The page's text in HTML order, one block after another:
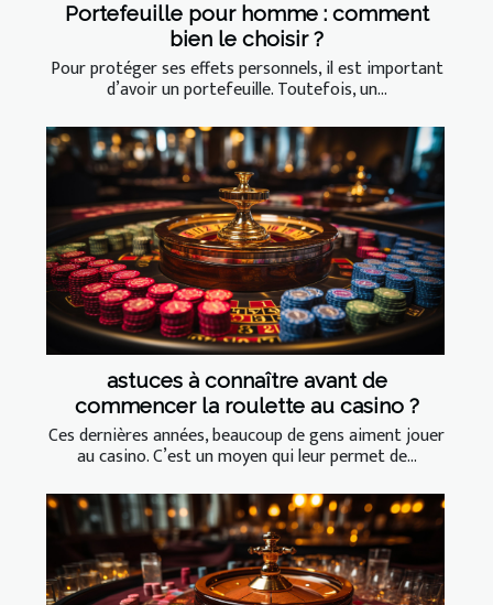
Portefeuille pour homme : comment
bien le choisir ?
Pour protéger ses effets personnels, il est important
d’avoir un portefeuille. Toutefois, un...
astuces à connaître avant de
commencer la roulette au casino ?
Ces dernières années, beaucoup de gens aiment jouer
au casino. C’est un moyen qui leur permet de...